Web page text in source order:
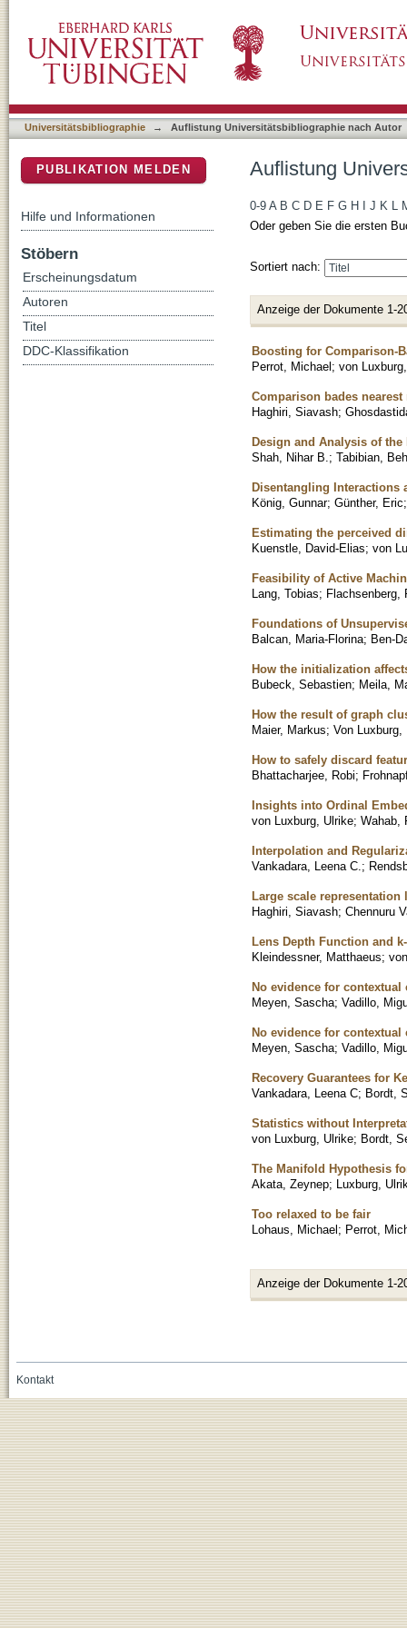
Universitätsbibliographie → Auflistung Universitätsbibliographie nach Autor
Auflistung
0-9 A B C D E F G H J K L
Oder geben Sie die ersten
Sortiert nach:
Anzeige der Dokumente 1-
Boosting for Comparison-
Perrot, Michael; von
Comparison bades
Haghiri, Siavash;
Design and Analysis of the
Shah, Nihar B. ; Tabibian,
Disentangling Interactions
König, Gunnar; Günther, Eric
Estimating the perceived
Kuenstle, David-Elias; von
Feasibility of Active
Lang, Tobias; Flachsenberg,
Foundations of
Balcan, Maria-Florina; Ben-
How the initialization
Bubeck, Sebastien; Meila,
How the result of graph
Maier, Markus; Von Luxburg,
How to safely discard
Bhattacharjee, Robi;
Insights into Ordinal
von Luxburg, Ulrike; Wahab,
Interpolation and
Vankadara, Leena C. ;
Large scale
Haghiri, Siavash; Chennuru
Lens Depth Function and
Kleindessner, Matthaeus;
No evidence for
Meyen, Sascha; Vadillo,
No evidence for
Meyen, Sascha; Vadillo,
Recovery Guarantees for
Vankadara, Leena C; Bordt,
Statistics without
von Luxburg, Ulrike; Bordt,
The Manifold Hypothesis
Akata, Zeynep; Luxburg,
Too relaxed to be fair
Lohaus, Michael; Perrot,
Anzeige der Dokumente 1-
PUBLIKATION MELDEN
Hilfe und Informationen
Stöbern
Erscheinungsdatum
Autoren
Titel
DDC-Klassifikation
Kontakt